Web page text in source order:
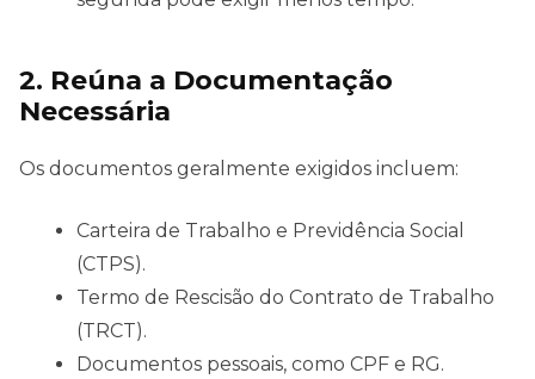
2. Reúna a Documentação
Necessária
Os documentos geralmente exigidos incluem:
Carteira de Trabalho e Previdência Social
(CTPS).
Termo de Rescisão do Contrato de Trabalho
(TRCT).
Documentos pessoais, como CPF e RG.